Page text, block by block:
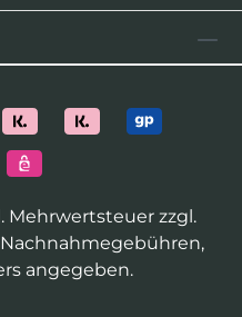
Mehrwertsteuer zzgl.
angegeben.